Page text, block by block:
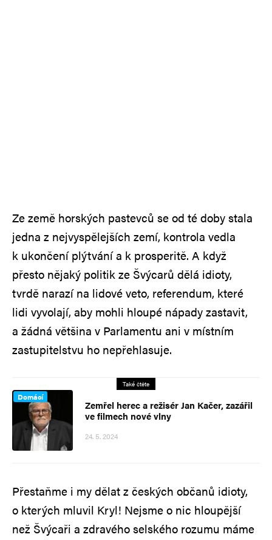
Ze země horských pastevců se od té doby stala
jedna z nejvyspělejších zemí, kontrola vedla
k ukončení plýtvání a k prosperitě. A když
přesto nějaký politik ze Švýcarů dělá idioty,
tvrdě narazí na lidové veto, referendum, které
lidi vyvolají, aby mohli hloupé nápady zastavit,
a žádná většina v Parlamentu ani v místním
zastupitelstvu ho nepřehlasuje.
Také čtěte
Domácí
Zemřel herec a režisér Jan Kačer, zazářil
ve filmech nové vlny
24. 5. 2024
Přestaňme i my dělat z českých občanů idioty,
o kterých mluvil Kryl! Nejsme o nic hloupější
než Švýcaři a zdravého selského rozumu máme